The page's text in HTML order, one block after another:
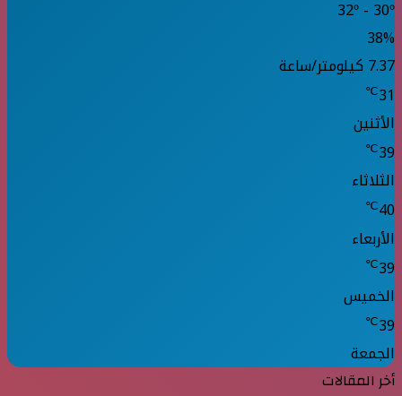
32º - 30º
38%
7.37 كيلومتر/ساعة
31
℃
الأثنين
39
℃
الثلاثاء
40
℃
الأربعاء
39
℃
الخميس
39
℃
الجمعة
أخر المقالات